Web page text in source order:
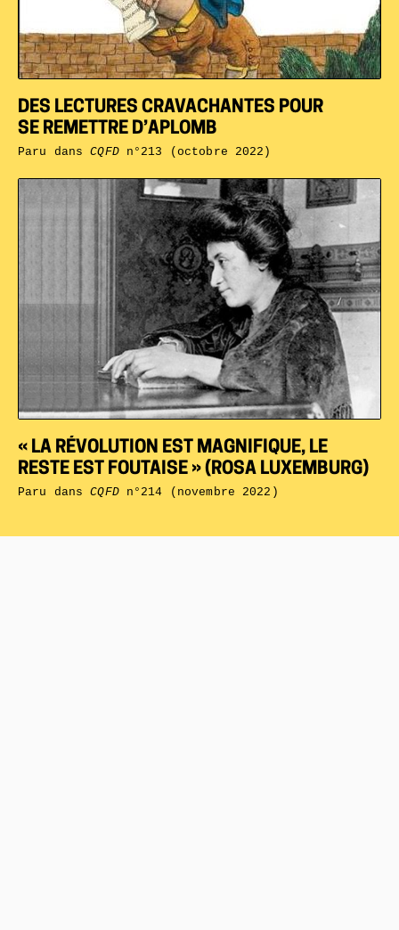
« LA RÉVOLUTION EST MAGNIFIQUE, LE
RESTE EST FOUTAISE » (ROSA LUXEMBURG)
Paru dansCQFDn°214 (novembre 2022)
DES LECTURES CRAVACHANTES POUR
SE REMETTRE D’APLOMB
Paru dansCQFDn°213 (octobre 2022)